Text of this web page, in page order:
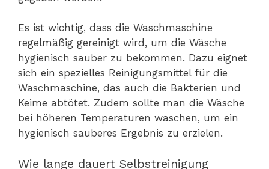
Es ist wichtig, dass die Waschmaschine
regelmäßig gereinigt wird, um die Wäsche
hygienisch sauber zu bekommen. Dazu eignet
sich ein spezielles Reinigungsmittel für die
Waschmaschine, das auch die Bakterien und
Keime abtötet. Zudem sollte man die Wäsche
bei höheren Temperaturen waschen, um ein
hygienisch sauberes Ergebnis zu erzielen.
Wie lange dauert Selbstreinigung